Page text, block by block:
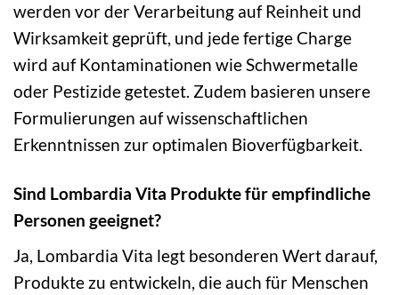
werden vor der Verarbeitung auf Reinheit und
Wirksamkeit geprüft, und jede fertige Charge
wird auf Kontaminationen wie Schwermetalle
oder Pestizide getestet. Zudem basieren unsere
Formulierungen auf wissenschaftlichen
Erkenntnissen zur optimalen Bioverfügbarkeit.
Sind Lombardia Vita Produkte für empfindliche
Personen geeignet?
Ja, Lombardia Vita legt besonderen Wert darauf,
Produkte zu entwickeln, die auch für Menschen